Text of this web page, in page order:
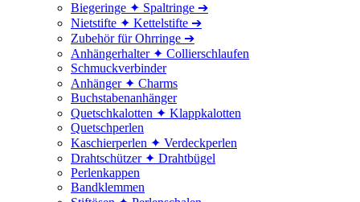
Biegeringe ✦ Spaltringe ➔
Nietstifte ✦ Kettelstifte ➔
Zubehör für Ohrringe ➔
Anhängerhalter ✦ Collierschlaufen
Schmuckverbinder
Anhänger ✦ Charms
Buchstabenanhänger
Quetschkalotten ✦ Klappkalotten
Quetschperlen
Kaschierperlen ✦ Verdeckperlen
Drahtschützer ✦ Drahtbügel
Perlenkappen
Bandklemmen